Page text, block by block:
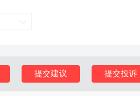
提交投诉
提交建议